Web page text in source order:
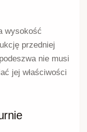
wysokość
przedniej
nie musi
jej właściwości